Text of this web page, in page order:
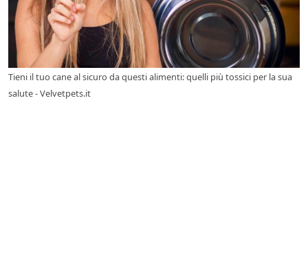
Tieni il tuo cane al sicuro da questi alimenti: quelli più tossici per la sua
salute - Velvetpets.it